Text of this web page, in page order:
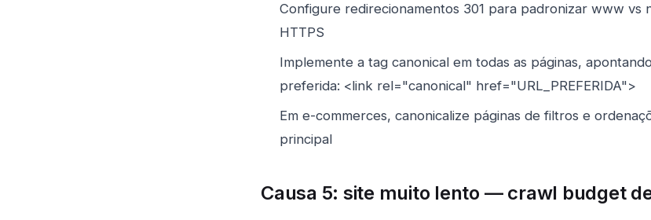
Configure redirecionamentos 301 para padronizar www vs
HTTPS
Implemente a tag canonical em todas as páginas,
preferida: <link rel="canonical" href="URL_PREFERIDA">
Em e-commerces, canonicalize páginas de filtros e
principal
Causa 5: site muito lento — crawl budget